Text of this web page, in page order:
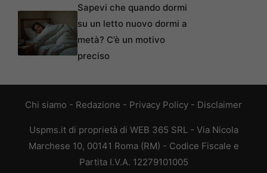
Sapevi che quando dormi
su un letto nuovo dormi a
metà? C’è un motivo
preciso
Chi siamo - Redazione - Privacy Policy - Disclaimer
Uspms.it di proprietà di WEB 365 SRL - Via Nicola
Marchese 10, 00141 Roma (RM) - Codice Fiscale e
Partita I.V.A. 12279101005